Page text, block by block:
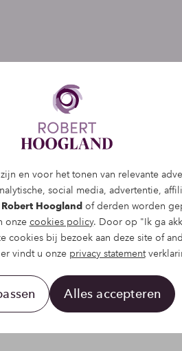
en voor het tonen van relevante
social media, advertentie,
Robert Hoogland of derden worden
onze cookies policy. Door op "Ik ga
cookies bij bezoek aan deze site of
vindt u onze privacy statement
Alles accepteren
privacy van alle gebruikers
informatie die u ons
Wij gebruiken u gegevens
te kunnen voldoen.
die